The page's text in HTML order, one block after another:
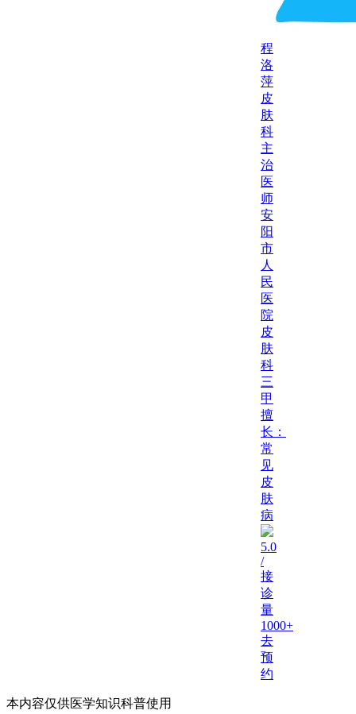
程
洛
萍
皮
肤
科
主
治
医
师
安
阳
市
人
民
医
院
皮
肤
科
三
甲
擅
长：
常
见
皮
肤
病
5.0
/
接
诊
量
1000+
去
预
约
本内容仅供医学知识科普使用